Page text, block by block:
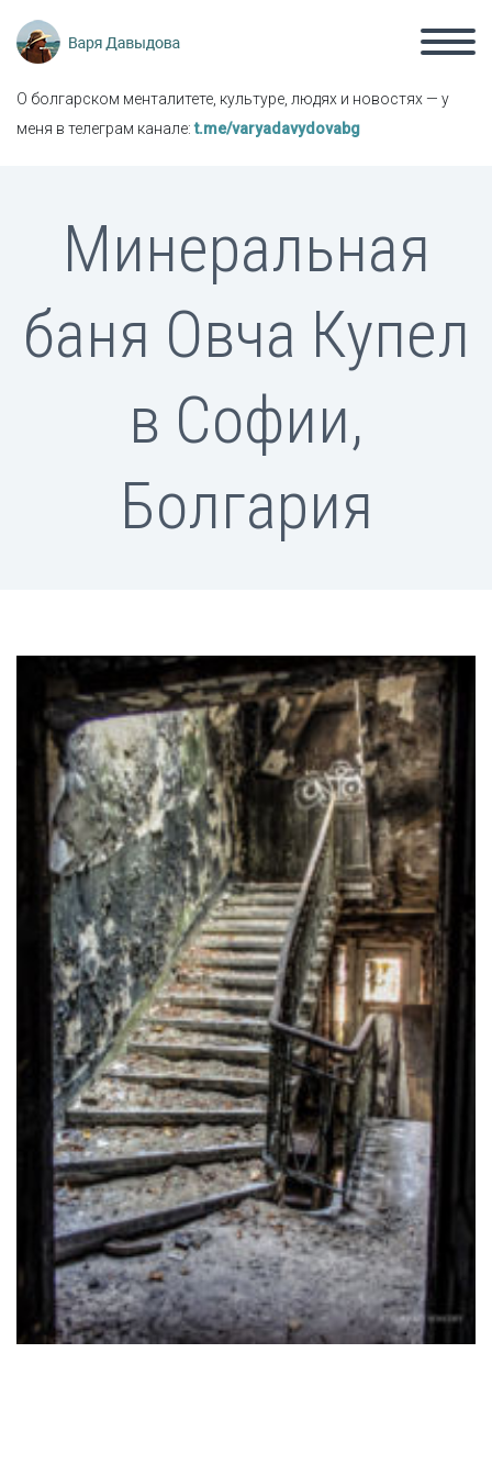
О болгарском менталитете, культуре, людях и новостях — у
меня в телеграм канале:t.me/varyadavydovabg
Минеральная
баня Овча Купел
в Софии,
Болгария